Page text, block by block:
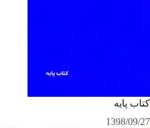
کتاب پایه
1398/09/27